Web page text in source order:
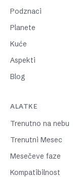
Podznaci
Planete
Kuće
Aspekti
Blog
ALATKE
Trenutno na nebu
Trenutni Mesec
Mesečeve faze
Kompatibilnost